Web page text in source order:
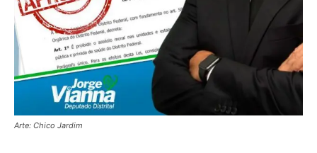
Arte: Chico Jardim